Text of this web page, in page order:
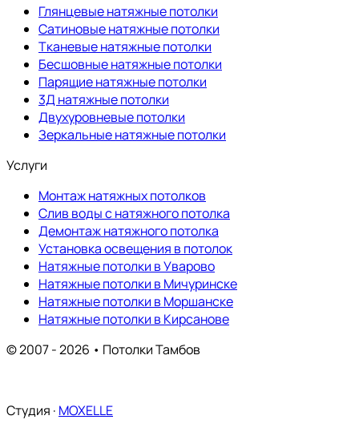
Глянцевые натяжные потолки
Сатиновые натяжные потолки
Тканевые натяжные потолки
Бесшовные натяжные потолки
Парящие натяжные потолки
3Д натяжные потолки
Двухуровневые потолки
Зеркальные натяжные потолки
Услуги
Монтаж натяжных потолков
Слив воды с натяжного потолка
Демонтаж натяжного потолка
Установка освещения в потолок
Натяжные потолки в Уварово
Натяжные потолки в Мичуринске
Натяжные потолки в Моршанске
Натяжные потолки в Кирсанове
© 2007 - 2026 • Потолки Тамбов
Студия · MOXELLE